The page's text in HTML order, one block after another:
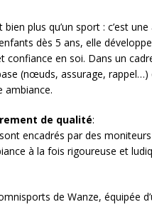
bien plus qu’un sport : c’est
dès 5 ans, elle
confiance en soi. Dans un
(nœuds, assurage,
ambiance.
de qualité:
encadrés par des
à la fois rigoureuse et
de Wanze, équipée